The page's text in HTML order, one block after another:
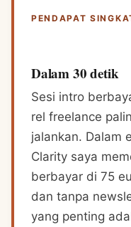
PENDAPAT
Dalam 30 detik
Sesi intro
rel freelance
jalankan. Dalam
Clarity saya
berbayar di 75
dan tanpa
yang penting